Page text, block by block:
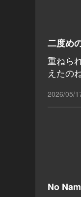
二度め
重ねら
えたの
2026/05/
No